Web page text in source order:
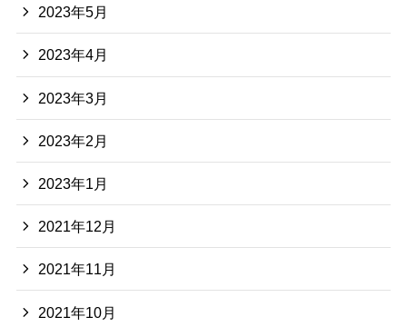
2023年5月
2023年4月
2023年3月
2023年2月
2023年1月
2021年12月
2021年11月
2021年10月